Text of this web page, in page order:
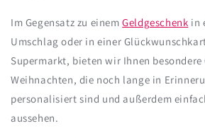
Im Gegensatz zu einem Geldgeschenk in
Umschlag oder in einer
Supermarkt, bieten wir Ihnen besondere
Weihnachten, die noch lange in
personalisiert sind und außerdem
aussehen.